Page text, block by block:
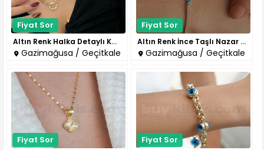
Fiyat Sor
Altın Renk Halka Detaylı Kalın..
Gazimağusa / Geçitkale
Fiyat Sor
Altın Renk İnce Taşlı Nazar Fi..
Gazimağusa / Geçitkale
Fiyat Sor Fiyat Sor